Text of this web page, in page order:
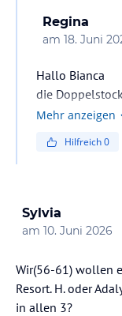
Regina
am 18. Juni
Hallo Bianca
die
Block D in den
Mehr anzeigen
Hilfreich0
Sylvia
am 10. Juni 2026
Wir(56-61) wollen
Resort. H. oder
in allen 3?